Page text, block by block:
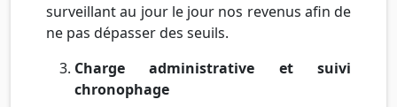
surveillant au jour le jour nos revenus afin de
ne pas dépasser des seuils.
Charge administrative et suivi
chronophage